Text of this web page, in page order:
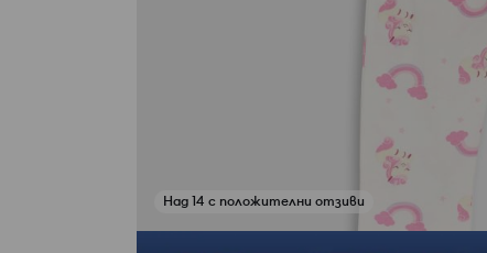
Над 14 с положителни отзиви
Вижте снимки от отзиви